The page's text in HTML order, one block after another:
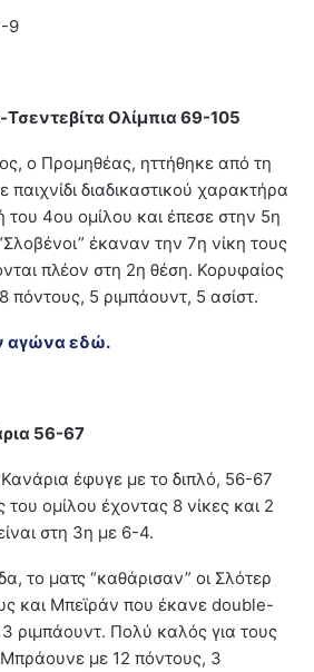
9
Ολίμπια 69-105
ο Προμηθέας, ηττήθηκε από τη
παιχνίδι διαδικαστικού χαρακτήρα
του 4ου ομίλου και έπεσε στην 5η
έκαναν την 7η νίκη τους
πλέον στη 2η θέση. Κορυφαίος
πόντους, 5 ριμπάουντ, 5 ασίστ.
αγώνα εδώ.
56-67
έφυγε με το διπλό, 56-67
του ομίλου έχοντας 8 νίκες και 2
στη 3η με 6-4.
το ματς “καθάρισαν” οι Σλότερ
και Μπεϊράν που έκανε double-
ριμπάουντ. Πολύ καλός για τους
με 12 πόντους, 3